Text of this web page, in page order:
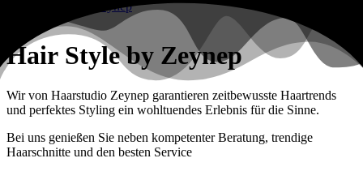
Hair Style by Zeynep
Wir von Haarstudio Zeynep garantieren zeitbewusste Haartrends
und perfektes Styling ein wohltuendes Erlebnis für die Sinne.
Bei uns genießen Sie neben kompetenter Beratung, trendige
Haarschnitte und den besten Service